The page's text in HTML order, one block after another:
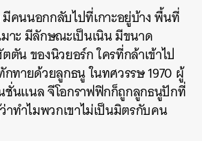
คนนอกกลับไปที่เกาะอยู่บ้าง พื้นที่
าะ มีลักษณะเป็นเนิน มีขนาด
ตัน ของนิวยอร์ก ใครที่กล้าเข้าไป
กทายด้วยลูกธนู ในทศวรรษ 1970 ผู้
ชั่นแนล จีโอกราฟฟิกก็ถูกลูกธนูปักที่
าทำไมพวกเขาไม่เป็นมิตรกับคน